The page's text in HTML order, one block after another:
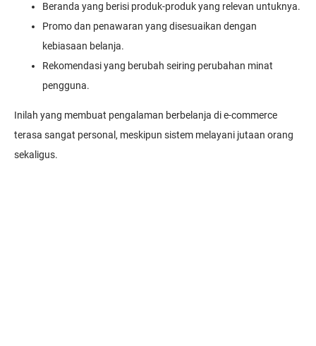
Beranda yang berisi produk-produk yang relevan untuknya.
Promo dan penawaran yang disesuaikan dengan
kebiasaan belanja.
Rekomendasi yang berubah seiring perubahan minat
pengguna.
Inilah yang membuat pengalaman berbelanja di e-commerce
terasa sangat personal, meskipun sistem melayani jutaan orang
sekaligus.